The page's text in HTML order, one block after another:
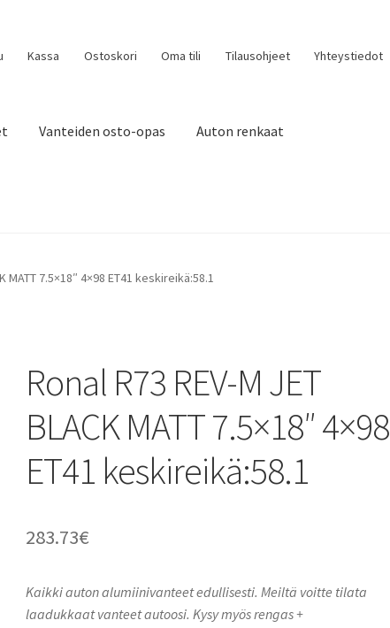
Kassa Ostoskori Oma tili Tilausohjeet Yhteystiedot
Vanteiden osto-opas Auton renkaat
MATT 7.5×18″ 4×98 ET41 keskireikä:58.1
Ronal R73 REV-M JET
BLACK MATT 7.5×18″ 4×98
ET41 keskireikä:58.1
283.73€
Kaikki auton alumiinivanteet edullisesti. Meiltä voitte tilata
laadukkaat vanteet autoosi. Kysy myös rengas +